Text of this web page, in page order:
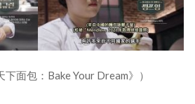
下面包：Bake Your Dream》）